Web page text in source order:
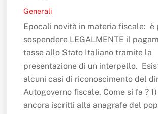
Generali
Epocali novità in materia fiscale: è
sospendere LEGALMENTE il
tasse allo Stato Italiano tramite la
presentazione di un interpello.
alcuni casi di riconoscimento del
Autogoverno fiscale. Come si fa ?
ancora iscritti alla anagrafe del